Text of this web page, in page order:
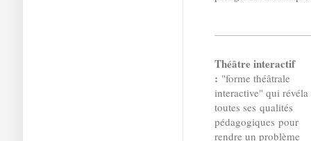
Théâtre interactif
: "forme théâtrale
interactive" qui révéla
toutes ses qualités
pédagogiques pour
rendre un problème